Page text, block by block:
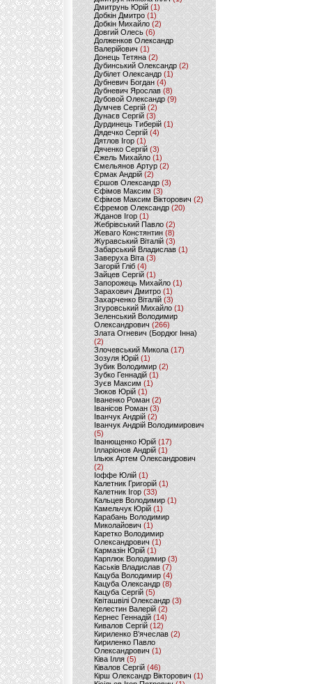
Дмитрунь Юрій (1)
Добкін Дмитро(1)
Добкін Михайло (2)
Довгий Олесь (6)
Долженков Олександр
Валерійович (1)
Донець Тетяна (2)
Дубинський Олександр(2)
Дубілет Олександр (1)
Дубневич Богдан (4)
Дубневич Ярослав (8)
Дубовой Олександр(9)
Думчев Сергій (2)
Дунаєв Сергій(3)
Дурдинець Тиберій (1)
Дядечко Сергій (4)
Дятлов Ігор (1)
Дяченко Сергій (3)
Єжель Михайло (1)
Ємельянов Артур (2)
Єрмак Андрій (2)
Єршов Олександр (3)
Єфімов Максим (3)
Єфімов Максим Вікторович (2)
Єфремов Олександр (20)
Жданов Ігор (1)
Жебрівський Павло (2)
Жеваго Констянтин (8)
Журавський Віталій (3)
Забарський Владислав (1)
Заверуха Віта (3)
Загорій Гліб (4)
Зайцев Сергій(1)
Запорожець Михайло (1)
Зарахович Дмитро (1)
Захарченко Віталій (3)
Згуровський Михайло (1)
Зеленський Володимир
Олександрович (266)
Злата Огневич (Бордюг Інна)
(2)
Злочевський Микола(17)
Зозуля Юрій (1)
Зубик Володимир (2)
Зубко Геннадій (1)
Зуєв Максим(1)
Зюков Юрій (1)
Іваненко Роман (2)
Іванісов Роман (3)
Іванчук Андрій(2)
Іванчук Андрій Володимирович
(5)
Іванющенко Юрій (17)
Ілларіонов Андрій (1)
Ільюк Артем Олександрович
(2)
Іоффе Юлій (1)
Калетник Григорій(1)
Калетник Ігор (33)
Кальцев Володимир(1)
Камельчук Юрій (1)
Карабань Володимир
Миколайович (1)
Каретко Володимир
Олександрович (1)
Кармазін Юрій(1)
Карплюк Володимир(3)
Каськів Владислав (7)
Кацуба Володимир (4)
Кацуба Олександр (8)
Кацуба Сергій (5)
Квіташвілі Олександр(3)
Келестин Валерій(2)
Кернес Геннадій (14)
Кивалов Сергій (12)
Кириленко В’ячеслав (2)
Кириленко Павло
Олександрович (1)
Ківа Ілля (5)
Ківалов Сергій(46)
Кірш Олександр Вікторович (1)